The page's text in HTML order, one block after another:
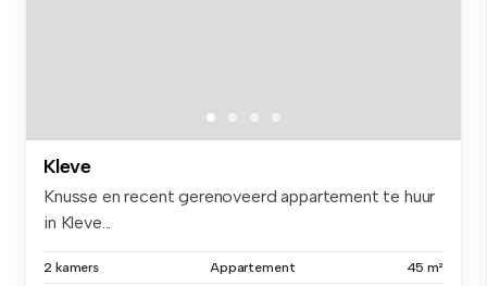
Kleve
Knusse en recent gerenoveerd appartement te huur
in Kleve...
2 kamers Appartement 45 m²